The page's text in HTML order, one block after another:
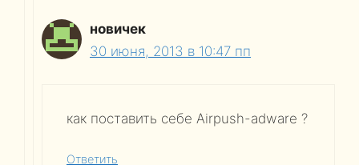
новичек
30 июня, 2013 в 10:47 пп
как поставить себе Airpush-adware ?
Ответить